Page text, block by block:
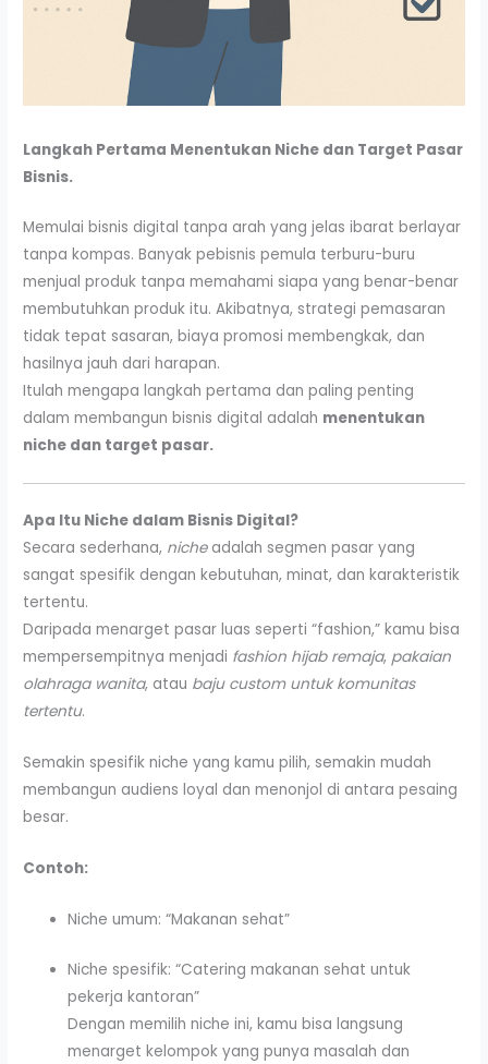
Langkah Pertama Menentukan Niche dan Target Pasar
Bisnis.
Memulai bisnis digital tanpa arah yang jelas ibarat berlayar
tanpa kompas. Banyak pebisnis pemula terburu-buru
menjual produk tanpa memahami siapa yang benar-benar
membutuhkan produk itu. Akibatnya, strategi pemasaran
tidak tepat sasaran, biaya promosi membengkak, dan
hasilnya jauh dari harapan.
Itulah mengapa langkah pertama dan paling penting
dalam membangun bisnis digital adalah menentukan
niche dan target pasar.
Apa Itu Niche dalam Bisnis Digital?
Secara sederhana, nicheadalah segmen pasar yang
sangat spesifik dengan kebutuhan, minat, dan karakteristik
tertentu.
Daripada menarget pasar luas seperti “fashion,” kamu bisa
mempersempitnya menjadi fashion hijab remaja, pakaian
olahraga wanita, atau baju custom untuk komunitas
tertentu.
Semakin spesifik niche yang kamu pilih, semakin mudah
membangun audiens loyal dan menonjol di antara pesaing
besar.
Contoh:
Niche umum: “Makanan sehat”
Niche spesifik: “Catering makanan sehat untuk
pekerja kantoran”
Dengan memilih niche ini, kamu bisa langsung
menarget kelompok yang punya masalah dan